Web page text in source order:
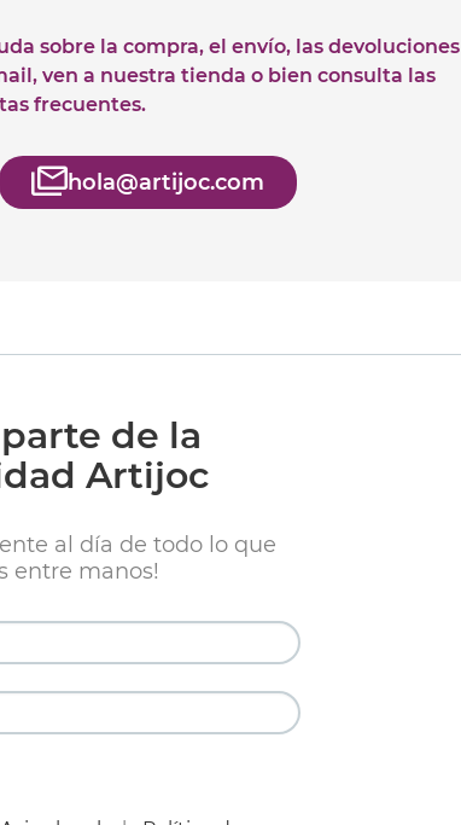
sobre la compra, el envío, las devoluciones
ven a nuestra tienda o bien consulta las
frecuentes.
hola@artijoc.com
de la
Artijoc
al día de todo lo que
entre manos!